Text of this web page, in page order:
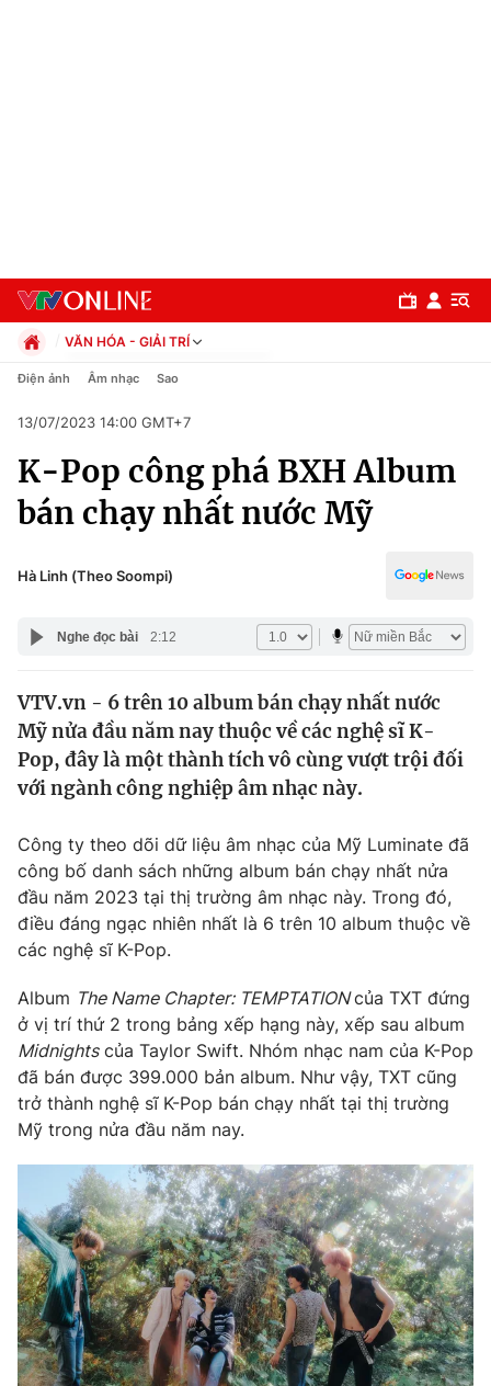
Chuyên mục
Chính trị
Pháp luật
Thế giới
Tin tức
Thế giới đó đây
Câu chuyện quốc tế
Tài chính
Thị trường
Góc doanh nghiệp
Dữ liệu và đời sống
Truyền hình
Phim VTV
Hậu trường
Nhân vật
Khán giả
Giải sao mai
Giải trí
Điện ảnh
Âm nhạc
Sao
Đời sống
Du lịch
Làm đẹp
Chất lượng cuộc sống
Giáo dục
Tuyển sinh
Học trực tuyến
Công nghệ
Hitech Công nghệ tương lai
Sản phẩm
Thị trường
Tư vấn
Giao lưu trực tuyến
Lịch phát sóng
VĂN HÓA - GIẢI TRÍ
Chính trị
Pháp luật
Kinh tế
Thể thao
Truyền hình
Y tế
Công nghệ
Điện ảnh Âm nhạc Sao
13/07/2023 14:00 GMT+7
K-Pop công phá BXH Album
bán chạy nhất nước Mỹ
Hà Linh (Theo Soompi)
Nghe đọc bài 2:12
VTV.vn - 6 trên 10 album bán chạy nhất nước
Mỹ nửa đầu năm nay thuộc về các nghệ sĩ K-
Pop, đây là một thành tích vô cùng vượt trội đối
với ngành công nghiệp âm nhạc này.
Công ty theo dõi dữ liệu âm nhạc của Mỹ Luminate đã
công bố danh sách những album bán chạy nhất nửa
đầu năm 2023 tại thị trường âm nhạc này. Trong đó,
điều đáng ngạc nhiên nhất là 6 trên 10 album thuộc về
các nghệ sĩ K-Pop.
Album The Name Chapter: TEMPTATIONcủa TXT đứng
ở vị trí thứ 2 trong bảng xếp hạng này, xếp sau album
Midnightscủa Taylor Swift. Nhóm nhạc nam của K-Pop
đã bán được 399.000 bản album. Như vậy, TXT cũng
trở thành nghệ sĩ K-Pop bán chạy nhất tại thị trường
Mỹ trong nửa đầu năm nay.